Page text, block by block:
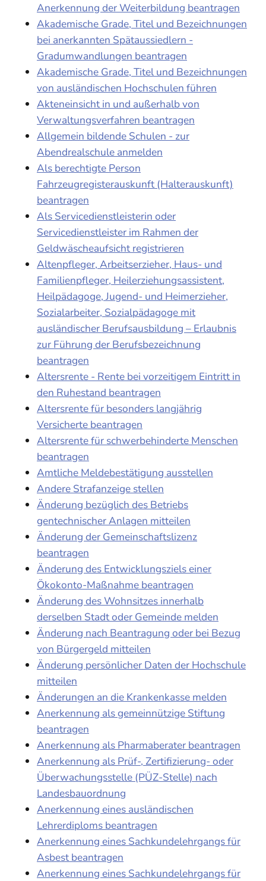
Anerkennung der Weiterbildung beantragen
Akademische Grade, Titel und Bezeichnungen
bei anerkannten Spätaussiedlern -
Gradumwandlungen beantragen
Akademische Grade, Titel und Bezeichnungen
von ausländischen Hochschulen führen
Akteneinsicht in und außerhalb von
Verwaltungsverfahren beantragen
Allgemein bildende Schulen - zur
Abendrealschule anmelden
Als berechtigte Person
Fahrzeugregisterauskunft (Halterauskunft)
beantragen
Als Servicedienstleisterin oder
Servicedienstleister im Rahmen der
Geldwäscheaufsicht registrieren
Altenpfleger, Arbeitserzieher, Haus- und
Familienpfleger, Heilerziehungsassistent,
Heilpädagoge, Jugend- und Heimerzieher,
Sozialarbeiter, Sozialpädagoge mit
ausländischer Berufsausbildung – Erlaubnis
zur Führung der Berufsbezeichnung
beantragen
Altersrente - Rente bei vorzeitigem Eintritt in
den Ruhestand beantragen
Altersrente für besonders langjährig
Versicherte beantragen
Altersrente für schwerbehinderte Menschen
beantragen
Amtliche Meldebestätigung ausstellen
Andere Strafanzeige stellen
Änderung bezüglich des Betriebs
gentechnischer Anlagen mitteilen
Änderung der Gemeinschaftslizenz
beantragen
Änderung des Entwicklungsziels einer
Ökokonto-Maßnahme beantragen
Änderung des Wohnsitzes innerhalb
derselben Stadt oder Gemeinde melden
Änderung nach Beantragung oder bei Bezug
von Bürgergeld mitteilen
Änderung persönlicher Daten der Hochschule
mitteilen
Änderungen an die Krankenkasse melden
Anerkennung als gemeinnützige Stiftung
beantragen
Anerkennung als Pharmaberater beantragen
Anerkennung als Prüf-, Zertifizierung- oder
Überwachungsstelle (PÜZ-Stelle) nach
Landesbauordnung
Anerkennung eines ausländischen
Lehrerdiploms beantragen
Anerkennung eines Sachkundelehrgangs für
Asbest beantragen
Anerkennung eines Sachkundelehrgangs für